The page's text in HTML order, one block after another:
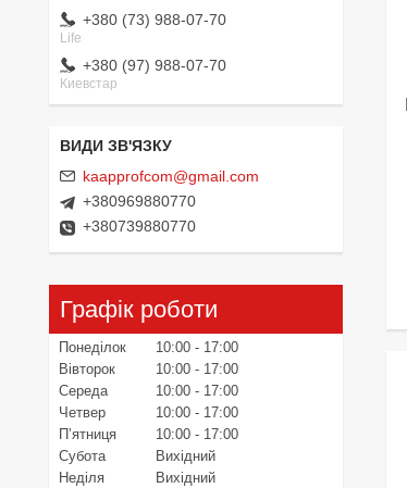
+380 (73) 988-07-70
Life
+380 (97) 988-07-70
Киевстар
kaapprofcom@gmail.com
+380969880770
+380739880770
Графік роботи
Понеділок 10:00
17:00
Вівторок
10:00
17:00
Середа
10:00
17:00
Четвер
10:00
17:00
Пʼятниця
10:00
17:00
Субота
Вихідний
Неділя
Вихідний